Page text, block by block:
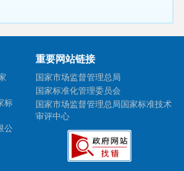
标
公
重要网站链接
国家市场监督管理总局
国家标准化管理委员会
国家市场监督管理总局国家标准技术
审评中心